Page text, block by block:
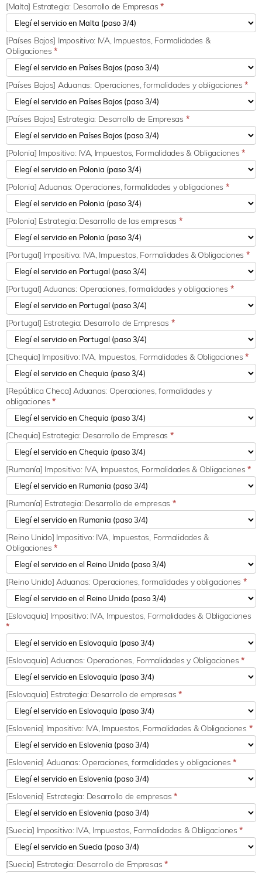
[Malta] Estrategia: Desarrollo de Empresas*
[Países Bajos] Impositivo: IVA, Impuestos, Formalidades &
Obligaciones*
[Países Bajos] Aduanas: Operaciones, formalidades y obligaciones*
[Países Bajos] Estrategia: Desarrollo de Empresas *
[Polonia] Impositivo: IVA, Impuestos, Formalidades & Obligaciones*
[Polonia] Aduanas: Operaciones, formalidades y obligaciones *
[Polonia] Estrategia: Desarrollo de las empresas *
[Portugal] Impositivo: IVA, Impuestos, Formalidades & Obligaciones *
[Portugal] Aduanas: Operaciones, formalidades y obligaciones *
[Portugal] Estrategia: Desarrollo de Empresas *
[Chequia] Impositivo: IVA, Impuestos, Formalidades & Obligaciones*
[República Checa] Aduanas: Operaciones, formalidades y
obligaciones*
[Chequia] Estrategia: Desarrollo de Empresas *
[Rumanía] Impositivo: IVA, Impuestos, Formalidades & Obligaciones*
[Rumanía] Estrategia: Desarrollo de empresas *
[Reino Unido] Impositivo: IVA, Impuestos, Formalidades &
Obligaciones*
[Reino Unido] Aduanas: Operaciones, formalidades y obligaciones *
[Eslovaquia] Impositivo: IVA, Impuestos, Formalidades & Obligaciones
*
[Eslovaquia] Aduanas: Operaciones, Formalidades y Obligaciones *
[Eslovaquia] Estrategia: Desarrollo de empresas*
[Eslovenia] Impositivo: IVA, Impuestos, Formalidades & Obligaciones *
[Eslovenia] Aduanas: Operaciones, formalidades y obligaciones*
[Eslovenia] Estrategia: Desarrollo de empresas*
[Suecia] Impositivo: IVA, Impuestos, Formalidades & Obligaciones*
[Suecia] Estrategia: Desarrollo de Empresas*